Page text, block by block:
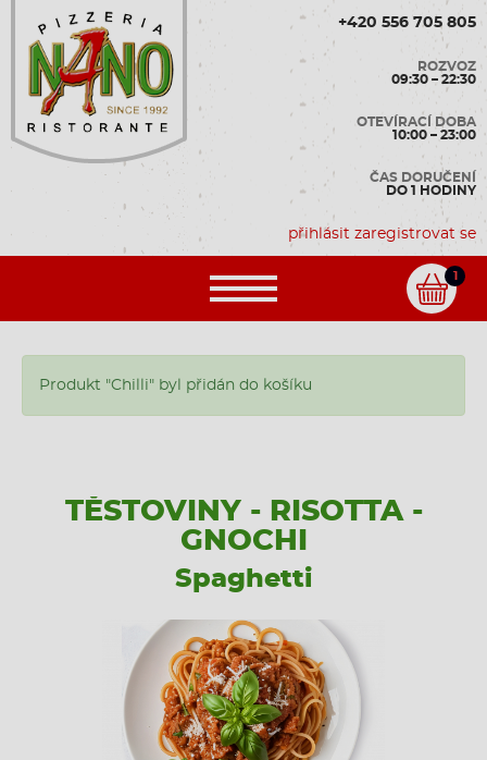
+420 556 705 805
ROZVOZ
09:30 – 22:30
OTEVÍRACÍ DOBA
10:00 – 23:00
ČAS DORUČENÍ
DO 1 HODINY
přihlásit zaregistrovat se
1
Produkt "Chilli" byl přidán do košíku
TĚSTOVINY - RISOTTA -
GNOCHI
Spaghetti